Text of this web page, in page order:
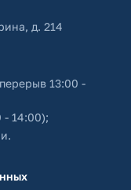
д. 214
13:00 -
- 14:00);